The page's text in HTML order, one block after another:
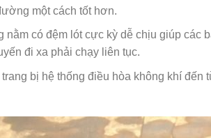
một cách tốt hơn.
có đệm lót cực kỳ dễ chịu giúp các
đi xa phải chạy liên tục.
bị hệ thống điều hòa không khí